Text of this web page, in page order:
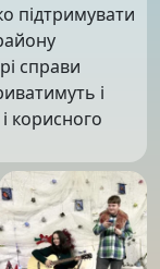
підтримувати
справи
і
корисного